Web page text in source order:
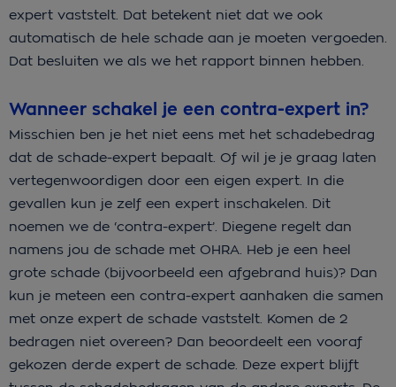
expert vaststelt. Dat betekent niet dat we ook
automatisch de hele schade aan je moeten vergoeden.
Dat besluiten we als we het rapport binnen hebben.
Wanneer schakel je een contra-expert in?
Misschien ben je het niet eens met het schadebedrag
dat de schade-expert bepaalt. Of wil je je graag laten
vertegenwoordigen door een eigen expert. In die
gevallen kun je zelf een expert inschakelen. Dit
noemen we de ‘contra-expert’. Diegene regelt dan
namens jou de schade met OHRA. Heb je een heel
grote schade (bijvoorbeeld een afgebrand huis)? Dan
kun je meteen een contra-expert aanhaken die samen
met onze expert de schade vaststelt. Komen de 2
bedragen niet overeen? Dan beoordeelt een vooraf
gekozen derde expert de schade. Deze expert blijft